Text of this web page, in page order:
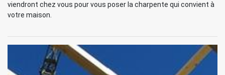
viendront chez vous pour vous poser la charpente qui convient à
votre maison.